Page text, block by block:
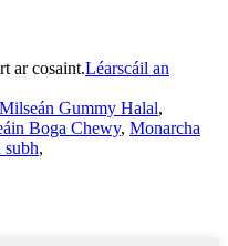
ar cosaint.Léarscáil an
Gummy Halal,
Boga Chewy, Monarcha
subh,